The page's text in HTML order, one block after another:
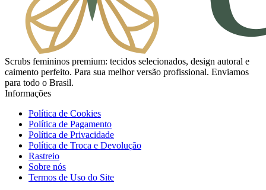
Scrubs femininos premium: tecidos selecionados, design autoral e
caimento perfeito. Para sua melhor versão profissional. Enviamos
para todo o Brasil.
Informações
Política de Cookies
Política de Pagamento
Política de Privacidade
Política de Troca e Devolução
Rastreio
Sobre nós
Termos de Uso do Site